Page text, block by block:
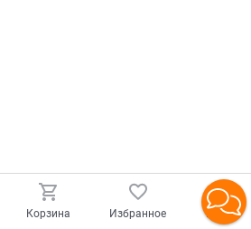
Корзина Избранное Войти